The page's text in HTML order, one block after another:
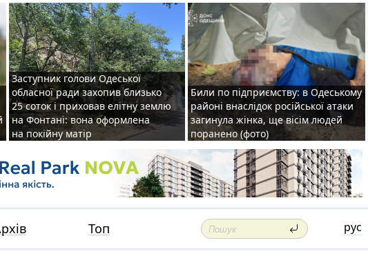
Заступник голови Одеської
обласної ради захопив близько
25 соток і приховав елітну землю
на Фонтані: вона оформлена
на покійну матір
Били по підприємству: в Одеському
районі внаслідок російської атаки
загинула жінка, ще вісім людей
поранено (фото)
Топ рус